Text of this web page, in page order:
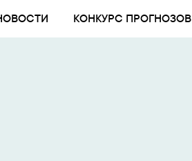
КОНКУРС ПРОГНОЗОВ